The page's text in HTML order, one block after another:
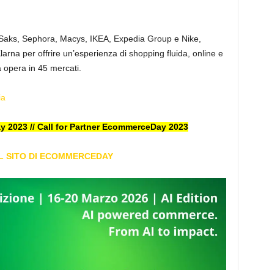
Sephora, Macys, IKEA, Expedia Group e Nike,
per offrire un’esperienza di shopping fluida, online e
in 45 mercati.
2023// Call for Partner EcommerceDay 2023
SITO DI ECOMMERCEDAY